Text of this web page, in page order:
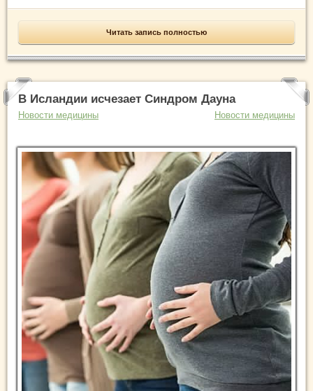
Читать запись полностью
В Исландии исчезает Синдром Дауна
Новости медицины Новости медицины